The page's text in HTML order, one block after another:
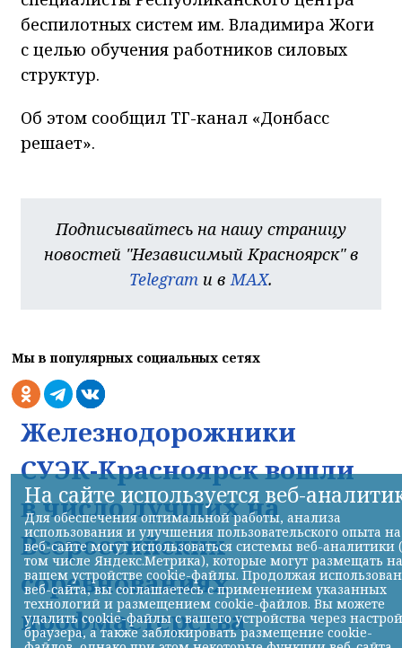
беспилотных систем им. Владимира Жоги
с целью обучения работников силовых
структур.
Об этом сообщил ТГ-канал «Донбасс
решает».
Подписывайтесь на нашу страницу
новостей "Независимый Красноярск" в
Telegram и вMAX.
Мы в популярных социальных сетях
Железнодорожники
СУЭК-Красноярск вошли
в число лучших на
Всероссийских
соревнованиях
профмастерства
На сайте используется веб-
Для обеспечения оптимальной работы, анализа
использования и улучшения пользовательского опыта на
веб-сайте могут использоваться системы веб-аналитики
том числе Яндекс.Метрика), которые могут размещать на
вашем устройстве cookie-файлы. Продолжая
веб-сайта, вы соглашаетесь с применением указанных
технологий и размещением cookie-файлов. Вы можете
удалить cookie-файлы с вашего устройства через
браузера, а также заблокировать размещение cookie-